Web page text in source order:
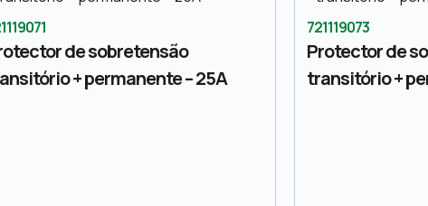
de sobretensão
+ permanente – 25A
721119073
Protector de
transitório +